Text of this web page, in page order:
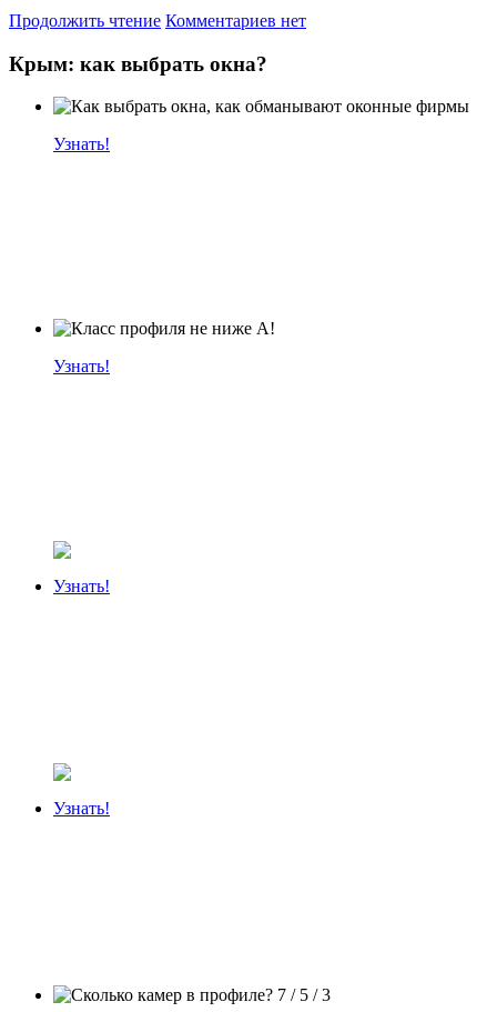
Продолжить чтение Комментариев нет
Крым: как выбрать окна?
Узнать!
Узнать!
Узнать!
Узнать!